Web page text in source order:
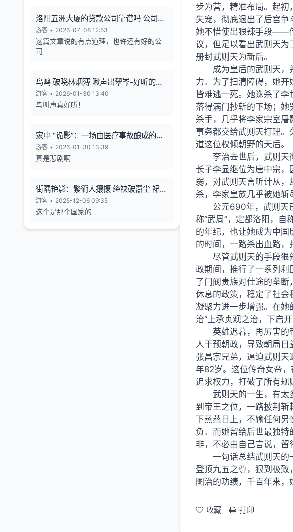
洛阳五洲大厦的贷款公司靠谱吗 公司利
润从哪来 有无风险
游客 • 2026-07-08 12:53
这篇文章说的有点道理，也许还有好的公
司
鸟鸣 破晓林烟薄 啾声出翠岑-好听的鸟
鸣声
游客 • 2026-01-30 13:40
鸟叫声真好听！
家中 “诡影”：一场由医疗事故酿成的悲
剧
游客 • 2026-01-30 13:39
真是悲剧啊
街隅艳影：繁衢人攘攘 绛袂破嚣尘 裙束
霞裁色
游客 • 2025-12-06 09:35
这个是那个国家的
步为营，精准布局。起
失宠，彻底退出了后宫争
她不惜使出狠辣手段——
议，但足以看出武则天为
册封武则天为新后。
成为皇后的武则天
力。为了扫清障碍，她开
皆难逃一死。她诛杀了
落得满门抄斩的下场；
杀手，几乎将李家宗室
事务都交给武则天打理。
道这位权倾朝野的天后。
李治去世后，武则天
长子李显继位为唐中宗
弱，对武则天言听计从
杀，李家皇族几乎被她斩
公元690年，武则天
称“武周”，定都洛阳，自
的年纪，也让她成为中
的时间，一路杀出血路，
尽管武则天的手段狠
政期间，推行了一系列
了门阀贵族对仕途的垄
休息的政策，稳定了社
凝聚力进一步增强。在
治“上承贞观之治，下启
英雄迟暮，再厉害
人干预朝政，导致朝局日
张昌宗兄弟，逼迫武则
年82岁。这位传奇女帝
追求权力，打破了所有规
武则天的一生，有
到帝王之位，一路披荆
下蒸蒸日上，不输任何
负。而她留给后世最独
非，不必由自己言说，留
一句话总结武则天的
登顶九五之尊，狠到极
图治的功绩，千百年来，
收藏 打印